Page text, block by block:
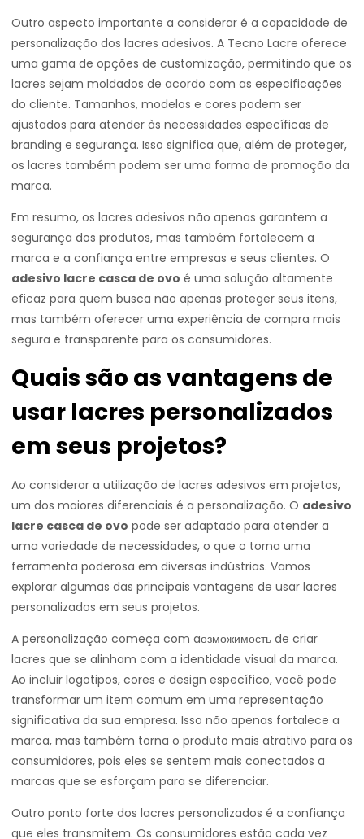
Outro aspecto importante a considerar é a capacidade de
personalização dos lacres adesivos. A Tecno Lacre oferece
uma gama de opções de customização, permitindo que os
lacres sejam moldados de acordo com as especificações
do cliente. Tamanhos, modelos e cores podem ser
ajustados para atender às necessidades específicas de
branding e segurança. Isso significa que, além de proteger,
os lacres também podem ser uma forma de promoção da
marca.
Em resumo, os lacres adesivos não apenas garantem a
segurança dos produtos, mas também fortalecem a
marca e a confiança entre empresas e seus clientes. O
adesivo lacre casca de ovo é uma solução altamente
eficaz para quem busca não apenas proteger seus itens,
mas também oferecer uma experiência de compra mais
segura e transparente para os consumidores.
Quais são as vantagens de
usar lacres personalizados
em seus projetos?
Ao considerar a utilização de lacres adesivos em projetos,
um dos maiores diferenciais é a personalização. O adesivo
lacre casca de ovo pode ser adaptado para atender a
uma variedade de necessidades, o que o torna uma
ferramenta poderosa em diversas indústrias. Vamos
explorar algumas das principais vantagens de usar lacres
personalizados em seus projetos.
A personalização começa com aозможимость de criar
lacres que se alinham com a identidade visual da marca.
Ao incluir logotipos, cores e design específico, você pode
transformar um item comum em uma representação
significativa da sua empresa. Isso não apenas fortalece a
marca, mas também torna o produto mais atrativo para os
consumidores, pois eles se sentem mais conectados a
marcas que se esforçam para se diferenciar.
Outro ponto forte dos lacres personalizados é a confiança
que eles transmitem. Os consumidores estão cada vez